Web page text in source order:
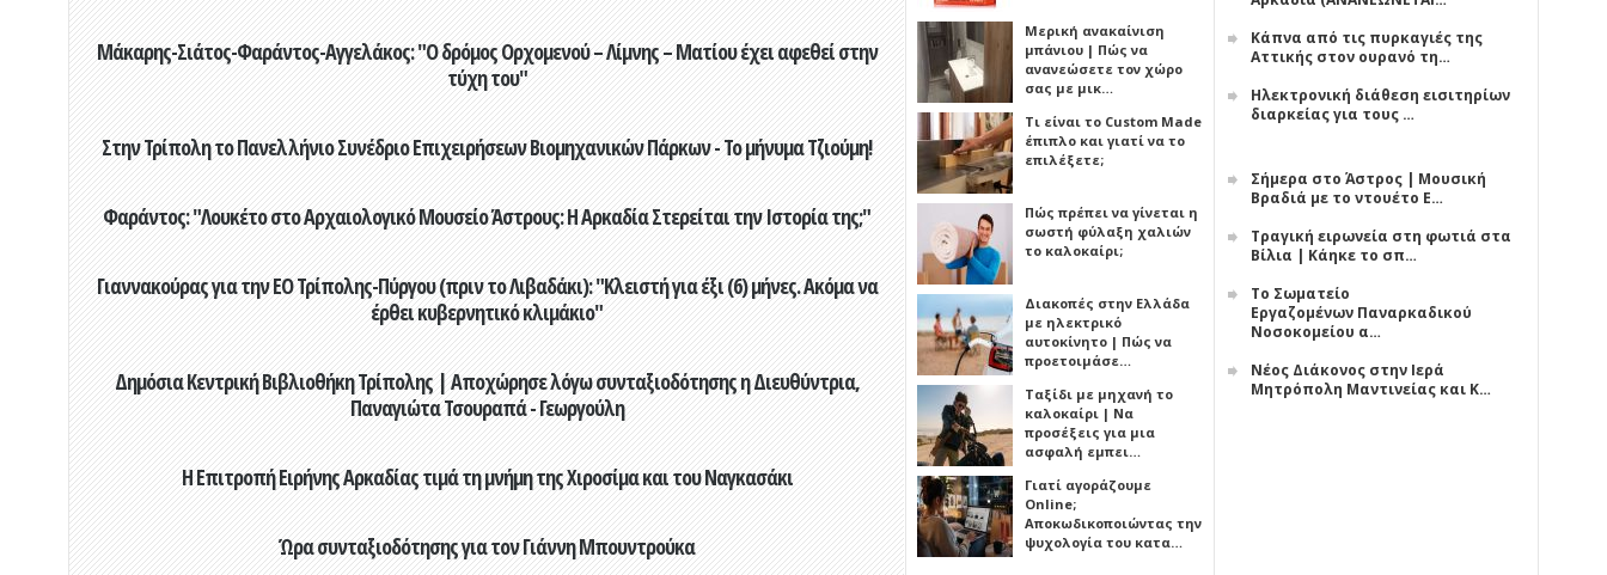
Μάκαρης-Σιάτος-Φαράντος-Αγγελάκος: "Ο δρόμος Ορχομενού – Λίμνης – Ματίου έχει αφεθεί στην
τύχη του"
Στην Τρίπολη το Πανελλήνιο Συνέδριο Επιχειρήσεων Βιομηχανικών Πάρκων - Το μήνυμα Τζιούμη!
Φαράντος: "Λουκέτο στο Αρχαιολογικό Μουσείο Άστρους: Η Αρκαδία Στερείται την Ιστορία της;"
Γιαννακούρας για την EO Τρίπολης-Πύργου (πριν το Λιβαδάκι): "Κλειστή για έξι (6) μήνες. Ακόμα να
έρθει κυβερνητικό κλιμάκιο"
Δημόσια Κεντρική Βιβλιοθήκη Τρίπολης | Αποχώρησε λόγω συνταξιοδότησης η Διευθύντρια,
Παναγιώτα Τσουραπά - Γεωργούλη
Η Επιτροπή Ειρήνης Αρκαδίας τιμά τη μνήμη της Χιροσίμα και του Ναγκασάκι
Ώρα συνταξιοδότησης για τον Γιάννη Μπουντρούκα
Μερική ανακαίνιση
μπάνιου | Πώς να
ανανεώσετε τον χώρο
σας με μικ…
Τι είναι το Custom Made
έπιπλο και γιατί να το
επιλέξετε;
Πώς πρέπει να γίνεται η
σωστή φύλαξη χαλιών
το καλοκαίρι;
Διακοπές στην Ελλάδα
με ηλεκτρικό
αυτοκίνητο | Πώς να
προετοιμάσε…
Ταξίδι με μηχανή το
καλοκαίρι | Να
προσέξεις για μια
ασφαλή εμπει…
Γιατί αγοράζουμε
Online;
Αποκωδικοποιώντας την
ψυχολογία του κατα…
Κάπνα από τις πυρκαγιές της
Αττικής στον ουρανό τη…
Ηλεκτρονική διάθεση εισιτηρίων
διαρκείας για τους …
Σήμερα στο Άστρος | Μουσική
Βραδιά με το ντουέτο Ε…
Τραγική ειρωνεία στη φωτιά στα
Βίλια | Κάηκε το σπ…
Το Σωματείο
Εργαζομένων Παναρκαδικού
Νοσοκομείου α…
Νέος Διάκονος στην Ιερά
Μητρόπολη Μαντινείας και Κ…